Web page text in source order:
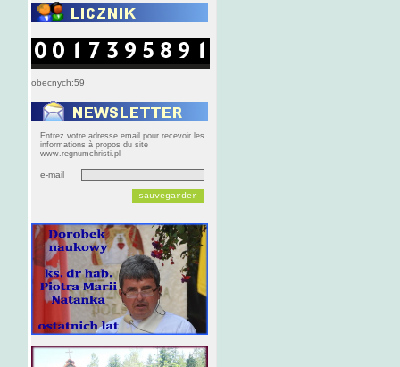
obecnych:59
Entrez votre adresse email pour recevoir les
informations à propos du site
www.regnumchristi.pl
e-mail